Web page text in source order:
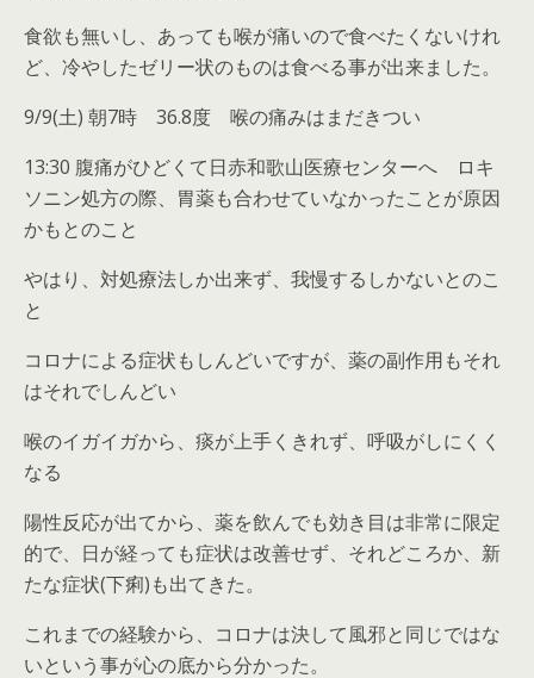
食欲も無いし、あっても喉が痛いので食べたくないけれ
ど、冷やしたゼリー状のものは食べる事が出来ました。
9/9(土) 朝7時 36.8度 喉の痛みはまだきつい
13:30 腹痛がひどくて日赤和歌山医療センターへ ロキ
ソニン処方の際、胃薬も合わせていなかったことが原因
かもとのこと
やはり、対処療法しか出来ず、我慢するしかないとのこ
と
コロナによる症状もしんどいですが、薬の副作用もそれ
はそれでしんどい
喉のイガイガから、痰が上手くきれず、呼吸がしにくく
なる
陽性反応が出てから、薬を飲んでも効き目は非常に限定
的で、日が経っても症状は改善せず、それどころか、新
たな症状(下痢)も出てきた。
これまでの経験から、コロナは決して風邪と同じではな
いという事が心の底から分かった。